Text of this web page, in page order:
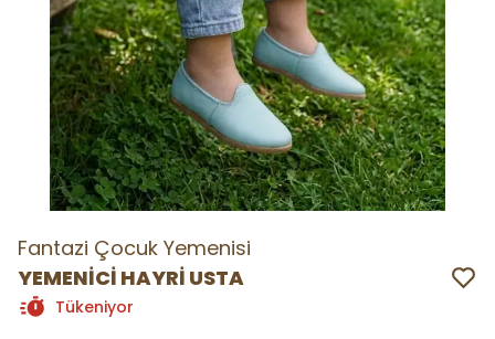
Fantazi Çocuk Yemenisi
YEMENİCİ HAYRİ USTA
Tükeniyor